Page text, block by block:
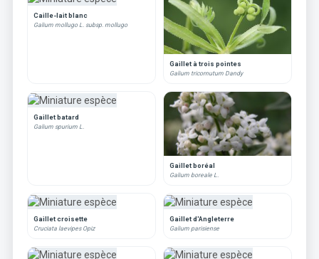
Caille-lait blanc
Galium mollugo L. subsp. mollugo
Gaillet à trois pointes
Galium tricornutum Dandy
Gaillet batard
Galium spurium L.
Gaillet boréal
Galium boreale L.
Gaillet croisette
Cruciata laevipes Opiz
Gaillet d'Angleterre
Galium parisiense